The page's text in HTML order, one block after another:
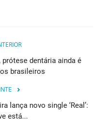
dentária ainda é
brasileiros
lança novo single ‘Real’:
está...